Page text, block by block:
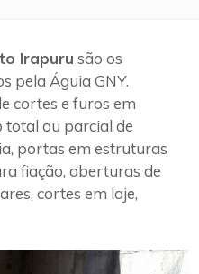
Irapuru são os
pela Águia GNY.
cortes e furos em
total ou parcial de
portas em estruturas
fiação, aberturas de
cortes em laje,